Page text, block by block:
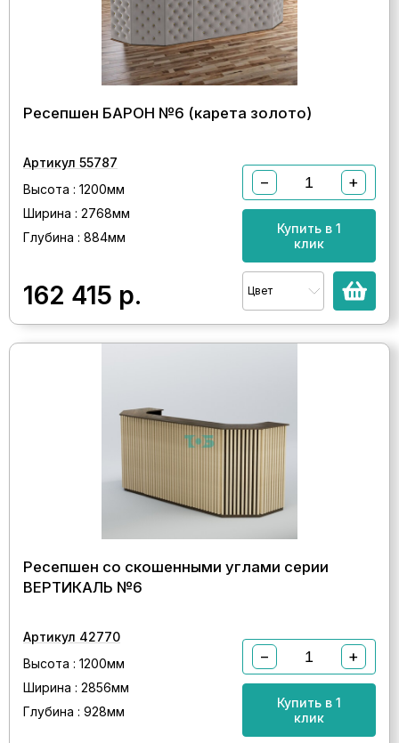
Ресепшен БАРОН №6 (карета золото)
Артикул 55787
Высота : 1200мм
Ширина : 2768мм
Глубина : 884мм
162 415 р.
− +
Купить в 1
клик
Цвет
Ресепшен со скошенными углами серии
ВЕРТИКАЛЬ №6
Артикул 42770
Высота : 1200мм
Ширина : 2856мм
Глубина : 928мм
− +
Купить в 1
клик